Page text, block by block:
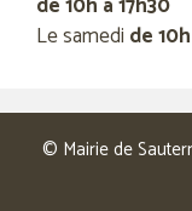
Le samedi de
© Mairie de